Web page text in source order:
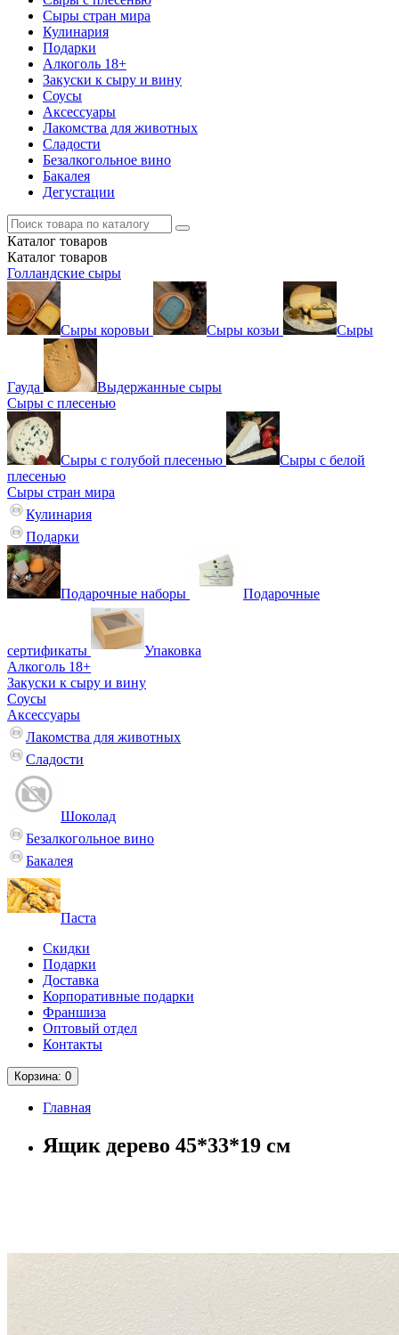
Сыры стран мира
Кулинария
Подарки
Алкоголь 18+
Закуски к сыру и вину
Соусы
Аксессуары
Лакомства для животных
Сладости
Безалкогольное вино
Бакалея
Дегустации
Каталог товаров
Каталог товаров
Голландские сыры
Сыры коровьи Сыры козьи Сыры
Гауда
Выдержанные сыры
Сыры с плесенью
Сыры с голубой плесенью
Сыры с белой
плесенью
Сыры стран мира
Кулинария
Подарки
Подарочные наборы Подарочные
сертификаты
Упаковка
Алкоголь 18+
Закуски к сыру и вину
Соусы
Аксессуары
Лакомства для животных
Сладости
Шоколад
Безалкогольное вино
Бакалея
Паста
Скидки
Подарки
Доставка
Корпоративные подарки
Франшиза
Оптовый отдел
Контакты
Корзина: 0
Главная
Ящик дерево 45*33*19 см